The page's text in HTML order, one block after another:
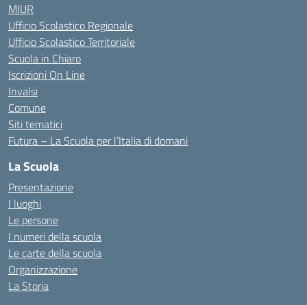
MIUR
Ufficio Scolastico Regionale
Ufficio Scolastico Territoriale
Scuola in Chiaro
Iscrizioni On Line
Invalsi
Comune
Siti tematici
Futura – La Scuola per l’Italia di domani
La Scuola
Presentazione
I luoghi
Le persone
I numeri della scuola
Le carte della scuola
Organizzazione
La Storia